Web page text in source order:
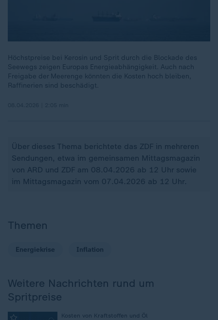
Höchstpreise bei Kerosin und Sprit durch die Blockade des
Seewegs zeigen Europas Energieabhängigkeit. Auch nach
Freigabe der Meerenge könnten die Kosten hoch bleiben,
Raffinerien sind beschädigt.
Über dieses Thema berichtete das ZDF in mehreren
Sendungen, etwa im gemeinsamen Mittagsmagazin
von ARD und ZDF am 08.04.2026 ab 12 Uhr sowie
im Mittagsmagazin vom 07.04.2026 ab 12 Uhr.
Themen
Energiekrise Inflation
Weitere Nachrichten rund um
Spritpreise
Kosten von Kraftstoffen und Öl